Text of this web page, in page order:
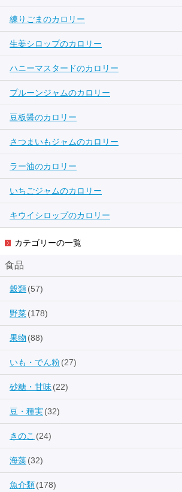
練りごまのカロリー
生姜シロップのカロリー
ハニーマスタードのカロリー
プルーンジャムのカロリー
豆板醤のカロリー
さつまいもジャムのカロリー
ラー油のカロリー
いちごジャムのカロリー
キウイシロップのカロリー
カテゴリーの一覧
食品
穀類(57)
野菜(178)
果物 (88)
いも・でん粉(27)
砂糖・甘味(22)
豆・種実(32)
きのこ (24)
海藻(32)
魚介類(178)